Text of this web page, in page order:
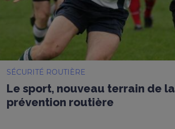
SÉCURITÉ ROUTIÈRE
Le sport, nouveau terrain de la
prévention routière